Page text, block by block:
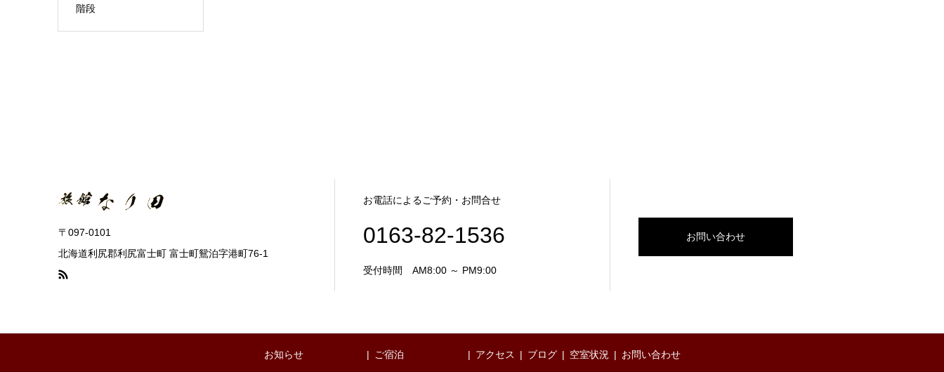
階段
〒097-0101
北海道利尻郡利尻富士町 富士町鴛泊字港町76-1
お電話によるご予約・お問合せ
0163-82-1536
受付時間 AM8:00 ～ PM9:00
お問い合わせ
お知らせ ご宿泊 アクセス ブログ 空室状況 お問い合わせ